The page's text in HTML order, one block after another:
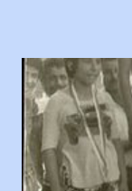
ve ürünlerini
protesto
adına açıklama
söylüyoruz. Bu
ait tanıtıcı